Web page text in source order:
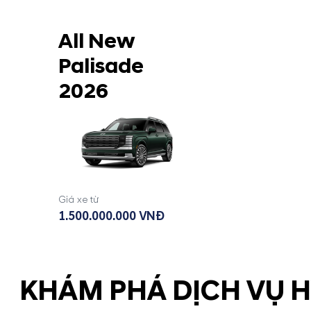
All New
Palisade
2026
Giá xe từ
1.500.000.000 VNĐ
KHÁM PHÁ DỊCH VỤ